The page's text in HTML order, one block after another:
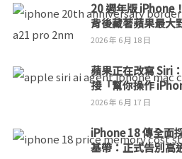
20 週年版 iPhone
背後藏著蘋果最大
2026 年 6 月 18 日
蘋果正在改寫 Siri
接「幫你操作
2026 年 6 月 17 日
iPhone 18 傳全面
基帶：正式告別高